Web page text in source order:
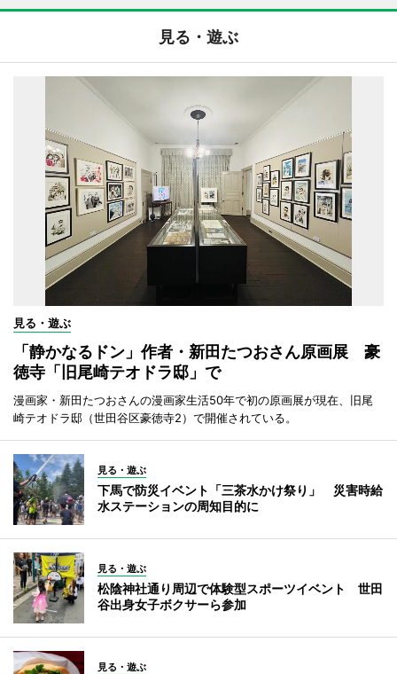
見る・遊ぶ
見る・遊ぶ
「静かなるドン」作者・新田たつおさん原画展 豪
徳寺「旧尾崎テオドラ邸」で
漫画家・新田たつおさんの漫画家生活50年で初の原画展が現在、旧尾
崎テオドラ邸（世田谷区豪徳寺2）で開催されている。
見る・遊ぶ
下馬で防災イベント「三茶水かけ祭り」 災害時給
水ステーションの周知目的に
見る・遊ぶ
松陰神社通り周辺で体験型スポーツイベント 世田
谷出身女子ボクサーら参加
見る・遊ぶ